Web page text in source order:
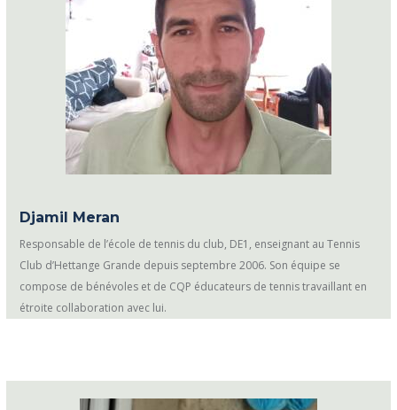
Djamil Meran
Responsable de l’école de tennis du club, DE1, enseignant au Tennis
Club d’Hettange Grande depuis septembre 2006. Son équipe se
compose de bénévoles et de CQP éducateurs de tennis travaillant en
étroite collaboration avec lui.